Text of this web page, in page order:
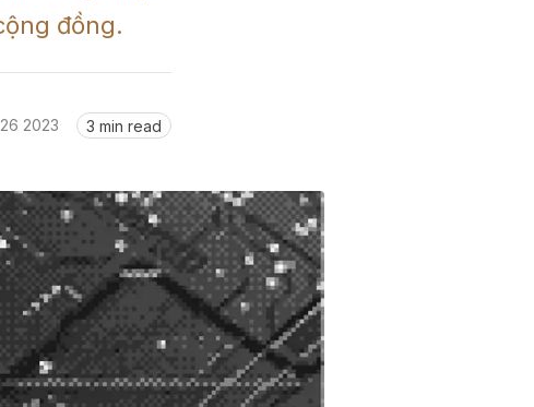
2023 3 min read